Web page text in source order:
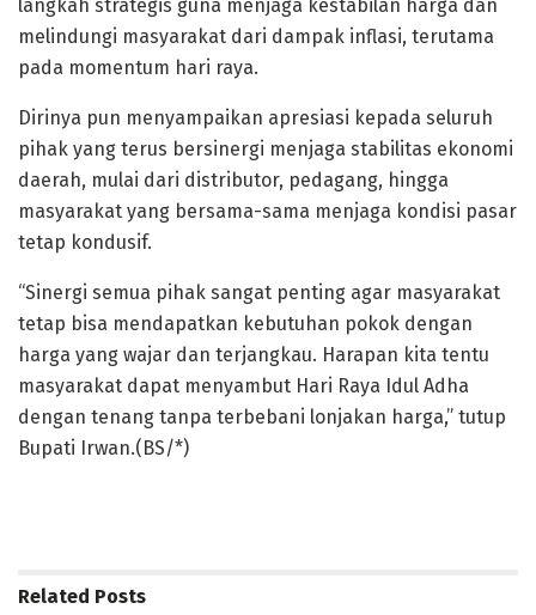
langkah strategis guna menjaga kestabilan harga dan
melindungi masyarakat dari dampak inflasi, terutama
pada momentum hari raya.
Dirinya pun menyampaikan apresiasi kepada seluruh
pihak yang terus bersinergi menjaga stabilitas ekonomi
daerah, mulai dari distributor, pedagang, hingga
masyarakat yang bersama-sama menjaga kondisi pasar
tetap kondusif.
“Sinergi semua pihak sangat penting agar masyarakat
tetap bisa mendapatkan kebutuhan pokok dengan
harga yang wajar dan terjangkau. Harapan kita tentu
masyarakat dapat menyambut Hari Raya Idul Adha
dengan tenang tanpa terbebani lonjakan harga,” tutup
Bupati Irwan.(BS/*)
Related Posts